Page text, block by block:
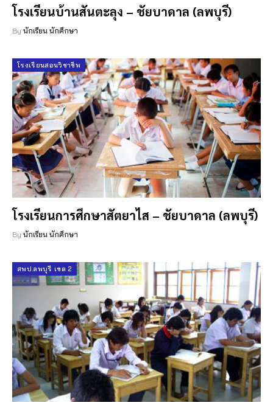
โรงเรียนบ้านสันตะลุง – ชัยบาดาล (ลพบุรี)
By นักเรียน นักศึกษา
โรงเรียนสอนวิชาชีพ
โรงเรียนการศึกษาสัตยาไส – ชัยบาดาล (ลพบุรี)
By นักเรียน นักศึกษา
สพป.ลพบุรี เขต 2